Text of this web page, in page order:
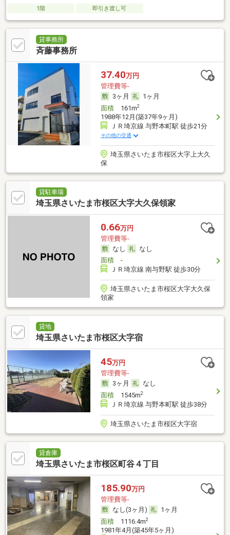
1階 即引き渡し可
貸事務所
斉藤事務所
37.40万円
管理費等-
3ヶ月
1ヶ月
面積161m2
1988年12月(築37年9ヶ月)
ＪＲ埼京線 与野本町駅 徒歩21分
その他の交通
埼玉県さいたま市桜区大字上大久
保
貸駐車場
埼玉県さいたま市桜区大字大久保領家
0.66万円
管理費等-
なし
なし
面積-
ＪＲ埼京線 南与野駅 徒歩30分
埼玉県さいたま市桜区大字大久保
領家
貸地
埼玉県さいたま市桜区大字宿
45万円
管理費等-
3ヶ月
なし
面積1545m2
ＪＲ埼京線 与野本町駅 徒歩38分
埼玉県さいたま市桜区大字宿
貸倉庫
埼玉県さいたま市桜区町谷４丁目
185.90万円
管理費等-
なし(3ヶ月)
1ヶ月
面積1116.4m2
1981年4月(築45年5ヶ月)